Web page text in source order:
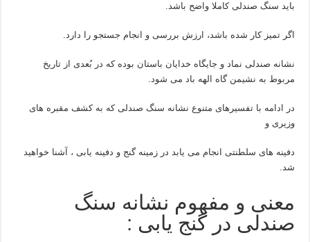
باید سنگ صندلی کاملا واضح باشد.
اگر تمیز کار شده باشد، ارزش بررسی و انجام جستجو را دارد.
نشانه صندلی نماد و جایگاه خدایان باستان بوده که در بُعدی از تاریخ
مربوط به نشیمن گاه الهه باد می شود.
در ادامه با تفسیرهای متنوع نشانه سنگ صندلی که به کشف مقبره های
وزیری و
دفینه های سلطنتی انجام می یابد در زمینه گنج و دفینه یابی ، آشنا خواهید
شد.
معنی و مفهوم نشانه سنگ
صندلی در گنج یابی :